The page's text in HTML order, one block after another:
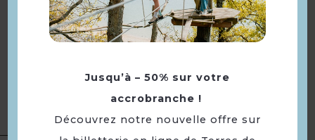
Fermetures exceptionnelles
les 1er janvier et 25 décembre.
Tous les samedis de 10h à 18h.
01/01/2027
Jusqu’à – 50% sur votre
accrobranche !
Découvrez notre nouvelle offre sur